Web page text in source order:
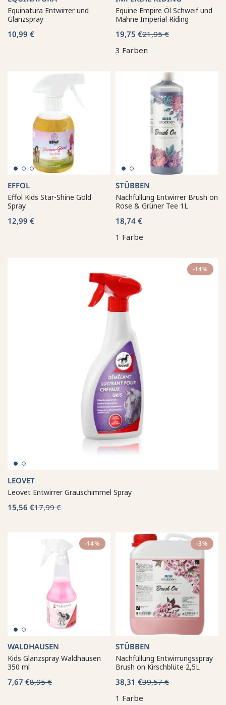
Equinatura Entwirrer und
Glanzspray
10,99 €
Equine Empire Öl Schweif und
Mähne Imperial Riding
19,75 €21,95 €
3 Farben
EFFOL
Effol Kids Star-Shine Gold
Spray
12,99 €
STÜBBEN
Nachfüllung Entwirrer Brush on
Rose & Grüner Tee 1L
18,74 €
1 Farbe
-14%
LEOVET
Leovet Entwirrer Grauschimmel Spray
15,56 €17,99 €
-14%
WALDHAUSEN
Kids Glanzspray Waldhausen
350 ml
7,67 €8,95 €
-3%
STÜBBEN
Nachfüllung Entwirrungsspray
Brush on Kirschblüte 2,5L
38,31 €39,57 €
1 Farbe